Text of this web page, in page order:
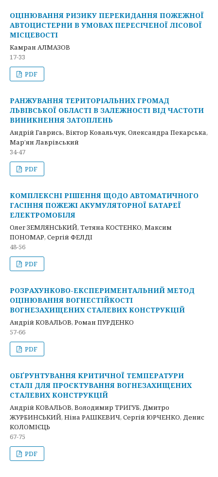
ОЦІНЮВАННЯ РИЗИКУ ПЕРЕКИДАННЯ ПОЖЕЖНОЇ
АВТОЦИСТЕРНИ В УМОВАХ ПЕРЕСІЧЕНОЇ ЛІСОВОЇ
МІСЦЕВОСТІ
Камран АЛМАЗОВ
17-33
PDF
РАНЖУВАННЯ ТЕРИТОРІАЛЬНИХ ГРОМАД
ЛЬВІВСЬКОЇ ОБЛАСТІ В ЗАЛЕЖНОСТІ ВІД ЧАСТОТИ
ВИНИКНЕННЯ ЗАТОПЛЕНЬ
Андрій Гаврись, Віктор Ковальчук, Олександра Пекарська,
Мар’ян Лаврівський
34-47
PDF
КОМПЛЕКСНІ РІШЕННЯ ЩОДО АВТОМАТИЧНОГО
ГАСІННЯ ПОЖЕЖІ АКУМУЛЯТОРНОЇ БАТАРЕЇ
ЕЛЕКТРОМОБІЛЯ
Олег ЗЕМЛЯНСЬКИЙ, Тетяна КОСТЕНКО, Максим
ПОНОМАР, Сергій ФЕЛДІ
48-56
PDF
РОЗРАХУНКОВО-ЕКСПЕРИМЕНТАЛЬНИЙ МЕТОД
ОЦІНЮВАННЯ ВОГНЕСТІЙКОСТІ
ВОГНЕЗАХИЩЕНИХ СТАЛЕВИХ КОНСТРУКЦІЙ
Андрій КОВАЛЬОВ, Роман ПУРДЕНКО
57-66
PDF
ОБҐРУНТУВАННЯ КРИТИЧНОЇ ТЕМПЕРАТУРИ
СТАЛІ ДЛЯ ПРОЄКТУВАННЯ ВОГНЕЗАХИЩЕНИХ
СТАЛЕВИХ КОНСТРУКЦІЙ
Андрій КОВАЛЬОВ, Володимир ТРИГУБ, Дмитро
ЖУРБИНСЬКИЙ, Ніна РАШКЕВИЧ, Сергій ЮРЧЕНКО, Денис
КОЛОМІЄЦЬ
67-75
PDF